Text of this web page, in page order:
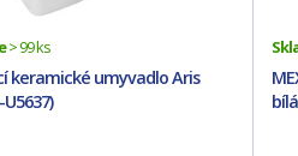
> 99 ks
keramické umyvadlo Aris